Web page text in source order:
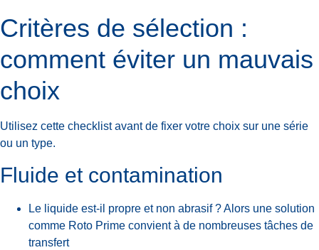
Critères de sélection :
comment éviter un mauvais
choix
Utilisez cette checklist avant de fixer votre choix sur une série
ou un type.
Fluide et contamination
Le liquide est-il propre et non abrasif ? Alors une solution
comme Roto Prime convient à de nombreuses tâches de
transfert